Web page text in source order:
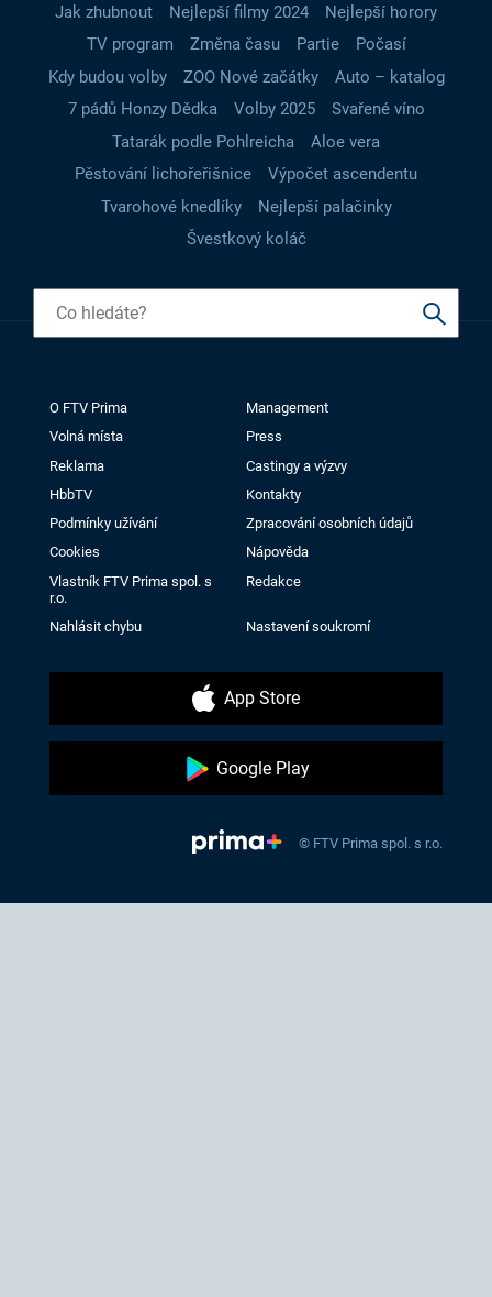
Jak zhubnout Nejlepší filmy 2024
Nejlepší horory
TV program
Změna času Partie
Počasí
Kdy budou volby
ZOO Nové začátky
Auto – katalog
7 pádů Honzy Dědka
Volby 2025
Svařené víno
Tatarák podle Pohlreicha
Aloe vera
Pěstování lichořeřišnice
Výpočet ascendentu
Tvarohové knedlíky
Nejlepší palačinky
Švestkový koláč
O FTV Prima
Management
Volná místa
Press
Reklama
Castingy a výzvy
HbbTV
Kontakty
Podmínky užívání
Zpracování osobních údajů
Cookies
Nápověda
Vlastník FTV Prima spol. s
r.o.
Redakce
Nahlásit chybu Nastavení soukromí
App Store
Google Play
© FTV Prima spol. s r.o.